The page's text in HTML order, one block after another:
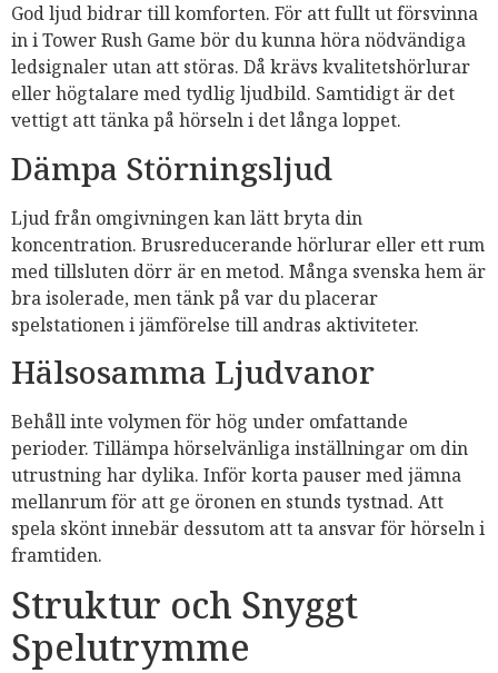
God ljud bidrar till komforten. För att fullt ut försvinna
in i Tower Rush Game bör du kunna höra nödvändiga
ledsignaler utan att störas. Då krävs kvalitetshörlurar
eller högtalare med tydlig ljudbild. Samtidigt är det
vettigt att tänka på hörseln i det långa loppet.
Dämpa Störningsljud
Ljud från omgivningen kan lätt bryta din
koncentration. Brusreducerande hörlurar eller ett rum
med tillsluten dörr är en metod. Många svenska hem är
bra isolerade, men tänk på var du placerar
spelstationen i jämförelse till andras aktiviteter.
Hälsosamma Ljudvanor
Behåll inte volymen för hög under omfattande
perioder. Tillämpa hörselvänliga inställningar om din
utrustning har dylika. Inför korta pauser med jämna
mellanrum för att ge öronen en stunds tystnad. Att
spela skönt innebär dessutom att ta ansvar för hörseln i
framtiden.
Struktur och Snyggt
Spelutrymme